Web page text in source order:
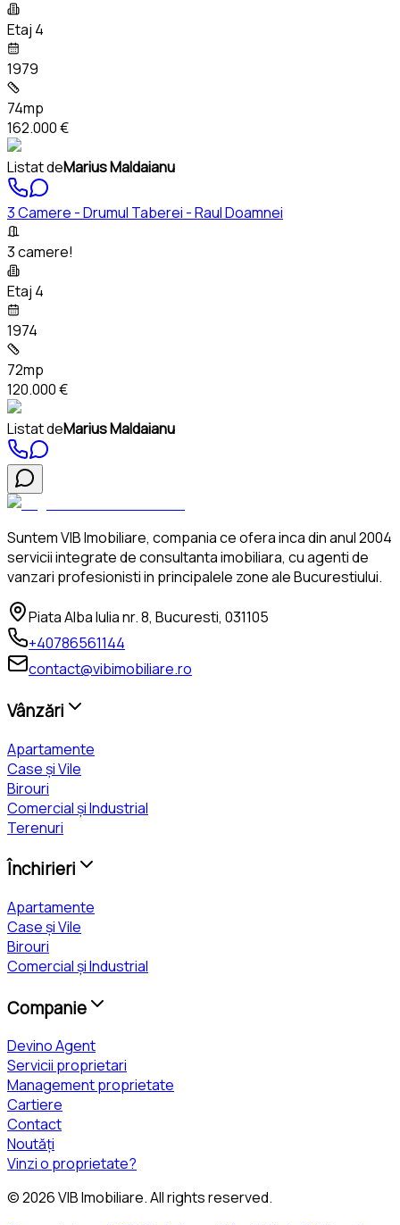
Etaj 4
1979
74mp
162.000 €
Listat deMarius Maldaianu
3 Camere - Drumul Taberei - Raul Doamnei
3 camere!
Etaj 4
1974
72mp
120.000 €
Listat deMarius Maldaianu
Suntem VIB Imobiliare, compania ce ofera inca din anul 2004
servicii integrate de consultanta imobiliara, cu agenti de
vanzari profesionisti in principalele zone ale Bucurestiului.
Piata Alba Iulia nr. 8, Bucuresti, 031105
+40786561144
contact@vibimobiliare.ro
Vânzări
Apartamente
Case și Vile
Birouri
Comercial și Industrial
Terenuri
Închirieri
Apartamente
Case și Vile
Birouri
Comercial și Industrial
Companie
Devino Agent
Servicii proprietari
Management proprietate
Cartiere
Contact
Noutăți
Vinzi o proprietate?
©2026VIB Imobiliare. All rights reserved.